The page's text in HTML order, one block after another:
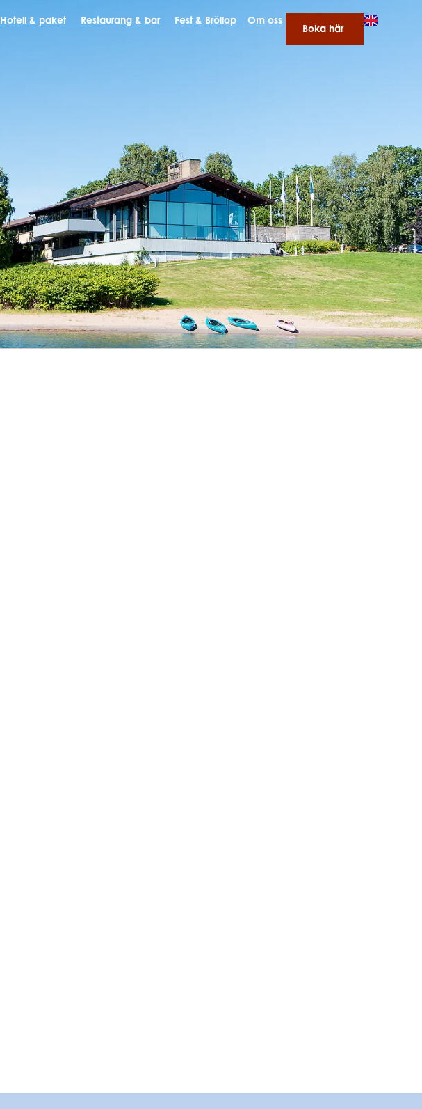
Hotell & paket Restaurang & bar Fest & Bröllop Om oss
Boka här